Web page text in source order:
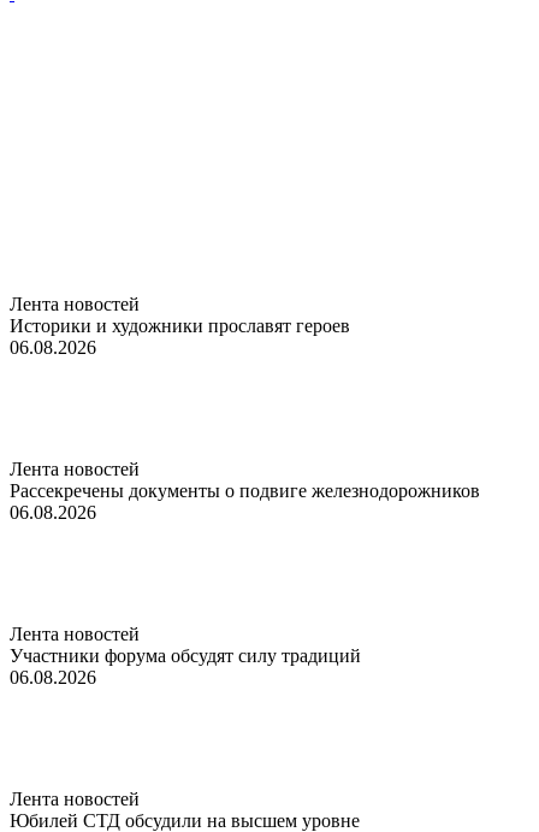
Лента новостей
Историки и художники прославят героев
06.08.2026
Лента новостей
Рассекречены документы о подвиге железнодорожников
06.08.2026
Лента новостей
Участники форума обсудят силу традиций
06.08.2026
Лента новостей
Юбилей СТД обсудили на высшем уровне